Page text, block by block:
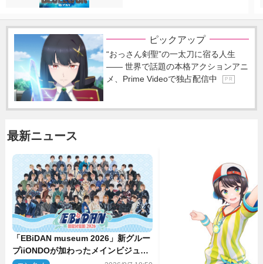
ピックアップ
“おっさん剣聖”の一太刀に宿る人生
―― 世界で話題の本格アクションアニ
メ、Prime Videoで独占配信中
P R
最新ニュース
「EBiDAN museum 2026」新グルー
プiiONDOが加わったメインビジュア